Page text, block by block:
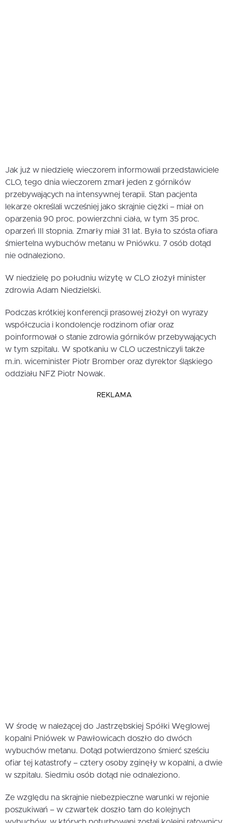
Jak już w niedzielę wieczorem informowali przedstawiciele
CLO, tego dnia wieczorem zmarł jeden z górników
przebywających na intensywnej terapii. Stan pacjenta
lekarze określali wcześniej jako skrajnie ciężki – miał on
oparzenia 90 proc. powierzchni ciała, w tym 35 proc.
oparzeń III stopnia. Zmarły miał 31 lat. Była to szósta ofiara
śmiertelna wybuchów metanu w Pniówku. 7 osób dotąd
nie odnaleziono.
W niedzielę po południu wizytę w CLO złożył minister
zdrowia Adam Niedzielski.
Podczas krótkiej konferencji prasowej złożył on wyrazy
współczucia i kondolencje rodzinom ofiar oraz
poinformował o stanie zdrowia górników przebywających
w tym szpitalu. W spotkaniu w CLO uczestniczyli także
m.in. wiceminister Piotr Bromber oraz dyrektor śląskiego
oddziału NFZ Piotr Nowak.
REKLAMA
W środę w należącej do Jastrzębskiej Spółki Węglowej
kopalni Pniówek w Pawłowicach doszło do dwóch
wybuchów metanu. Dotąd potwierdzono śmierć sześciu
ofiar tej katastrofy – cztery osoby zginęły w kopalni, a dwie
w szpitalu. Siedmiu osób dotąd nie odnaleziono.
Ze względu na skrajnie niebezpieczne warunki w rejonie
poszukiwań – w czwartek doszło tam do kolejnych